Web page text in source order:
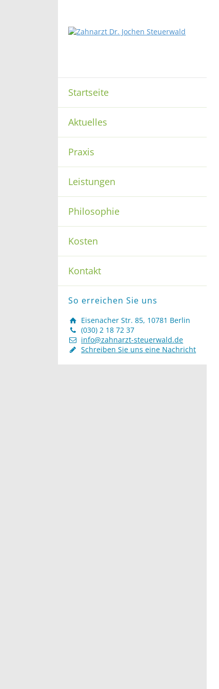
Startseite
Aktuelles
Praxis
Leistungen
Philosophie
Kosten
Kontakt
So erreichen Sie uns
Eisenacher Str. 85, 10781 Berlin
(030) 2 18 72 37
info@zahnarzt-steuerwald.de
Schreiben Sie uns eine Nachricht